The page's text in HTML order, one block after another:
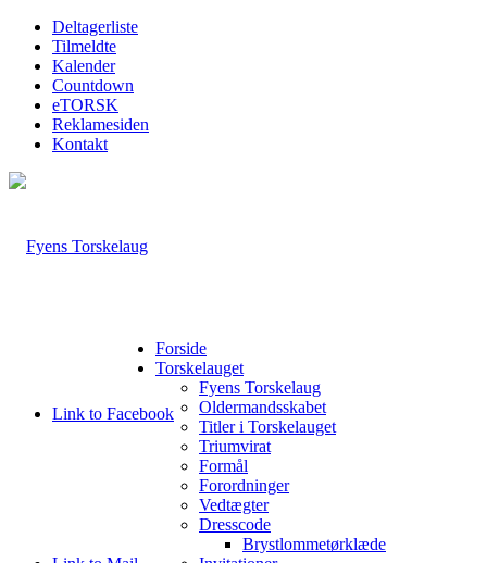
Deltagerliste
Tilmeldte
Kalender
Countdown
eTORSK
Reklamesiden
Kontakt
Link to Facebook
Forside
Torskelauget
Fyens Torskelaug
Oldermandsskabet
Titler i Torskelauget
Triumvirat
Formål
Forordninger
Vedtægter
Dresscode
Brystlommetørklæde